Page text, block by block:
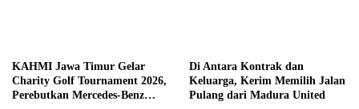
KAHMI Jawa Timur Gelar
Charity Golf Tournament 2026,
Perebutkan Mercedes-Benz
Di Antara Kontrak dan
Keluarga, Kerim Memilih Jalan
Pulang dari Madura United